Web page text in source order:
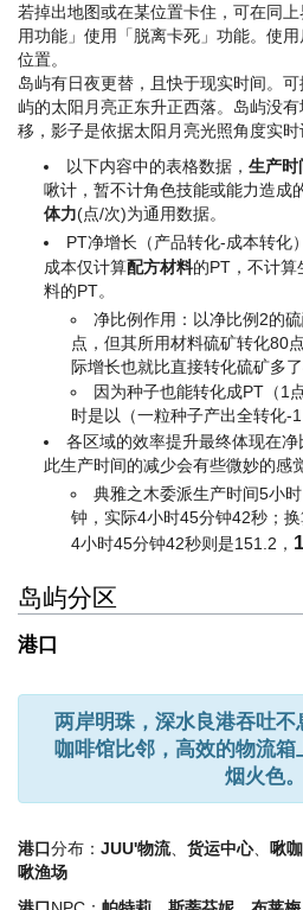
若掉出地图或在某位置卡住，可在同
用功能」使用「脱离卡死」功能。使
位置。
岛屿有日夜更替，且快于现实时间。
屿的太阳月亮正东升正西落。岛屿没
移，影子是依据太阳月亮光照角度实
以下内容中的表格数据，生产时
啾计，暂不计角色技能或能力造成
体力(点/次)为通用数据。
PT净增长（产品转化-成本转化
成本仅计算配方材料的PT，不计算
料的PT。
净比例作用：以净比例2的
点，但其所用材料硫矿转化80
际增长也就比直接转化硫矿多了
因为种子也能转化成PT（1
时是以（一粒种子产出全转化-
各区域的效率提升最终体现在
此生产时间的减少会有些微妙的感
典雅之木委派生产时间5小
钟，实际4小时45分钟42秒；
4小时45分钟42秒则是151.2，
岛屿分区
港口
两岸明珠，深水良港吞吐
咖啡馆比邻，高效的物流箱
烟火色。
港口分布： JUU'物流、 货运中心、 啾
啾渔场